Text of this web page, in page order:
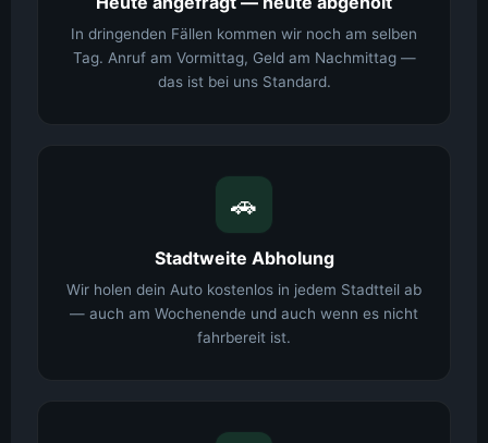
In dringenden Fällen kommen wir noch am selben
Tag. Anruf am Vormittag, Geld am Nachmittag —
das ist bei uns Standard.
🚗
Stadtweite Abholung
Wir holen dein Auto kostenlos in jedem Stadtteil ab
— auch am Wochenende und auch wenn es nicht
fahrbereit ist.